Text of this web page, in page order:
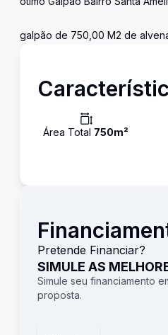
galpão de 750,00 M2 de
Área Total 750m²
Pretende Financiar?
SIMULE AS
Simule seu financiamento
proposta.